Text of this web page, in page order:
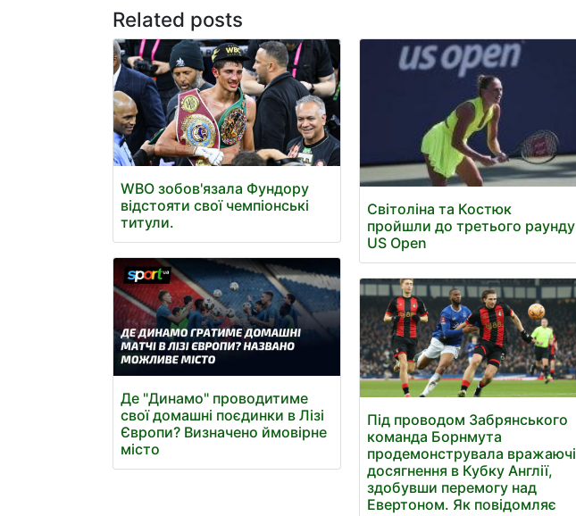
Related posts
WBO зобов'язала Фундору
відстояти свої чемпіонські
титули.
Де "Динамо" проводитиме
свої домашні поєдинки в Лізі
Європи? Визначено ймовірне
місто
Світоліна та Костюк
пройшли до третього раунду
US Open
Під проводом Забрянського
команда Борнмута
продемонструвала вражаючі
досягнення в Кубку Англії,
здобувши перемогу над
Евертоном. Як повідомляє